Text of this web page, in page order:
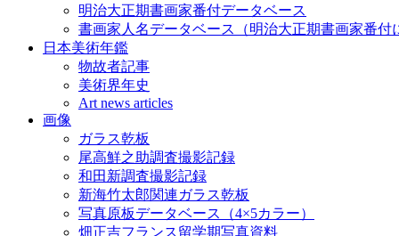
明治大正期書画家番付データベース
書画家人名データベース（明治大正期書画家番付
日本美術年鑑
物故者記事
美術界年史
Art news articles
画像
ガラス乾板
尾高鮮之助調査撮影記録
和田新調査撮影記録
新海竹太郎関連ガラス乾板
写真原板データベース（4×5カラー）
畑正吉フランス留学期写真資料